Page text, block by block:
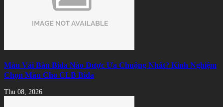
Màu Vải Bàn Bida Nào Được Ưa Chuộng Nhất? Kinh Nghiệm
Chọn Màu Cho CLB Bida
Thu 08, 2026